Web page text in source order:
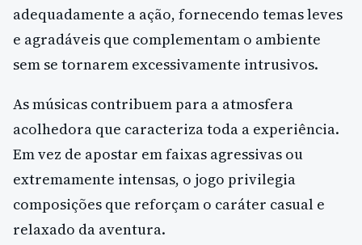
adequadamente a ação, fornecendo temas leves
e agradáveis que complementam o ambiente
sem se tornarem excessivamente intrusivos.
As músicas contribuem para a atmosfera
acolhedora que caracteriza toda a experiência.
Em vez de apostar em faixas agressivas ou
extremamente intensas, o jogo privilegia
composições que reforçam o caráter casual e
relaxado da aventura.